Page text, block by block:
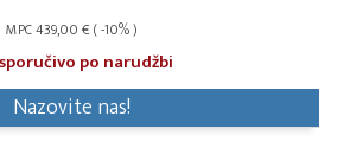
MPC 439,00 € ( -10% )
po narudžbi
Nazovite nas!